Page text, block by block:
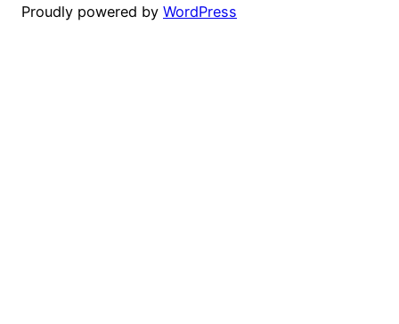
Proudly powered by WordPress